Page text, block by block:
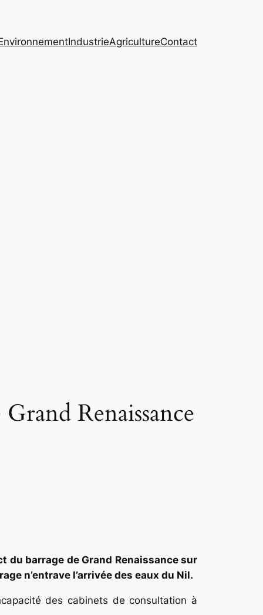
IndustrieAgricultureContact
Renaissance
du barrage de Grand Renaissance sur
n’entrave l’arrivée des eaux du Nil.
des cabinets de consultation à